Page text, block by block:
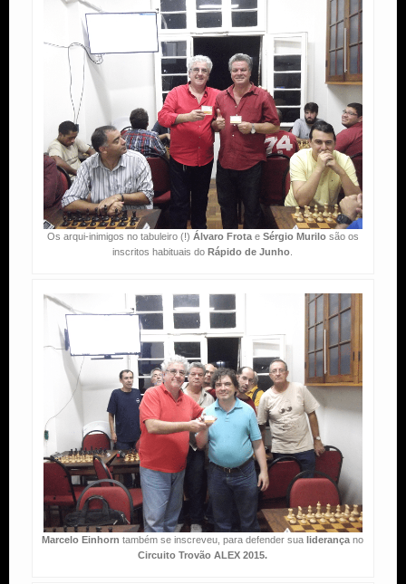
Os arqui-inimigos no tabuleiro (!) Álvaro Frotae Sérgio Murilosão os
inscritos habituais doRápido de Junho
Marcelo Einhorn também se inscreveu, para defender sua liderança no
Circuito Trovão ALEX 2015.